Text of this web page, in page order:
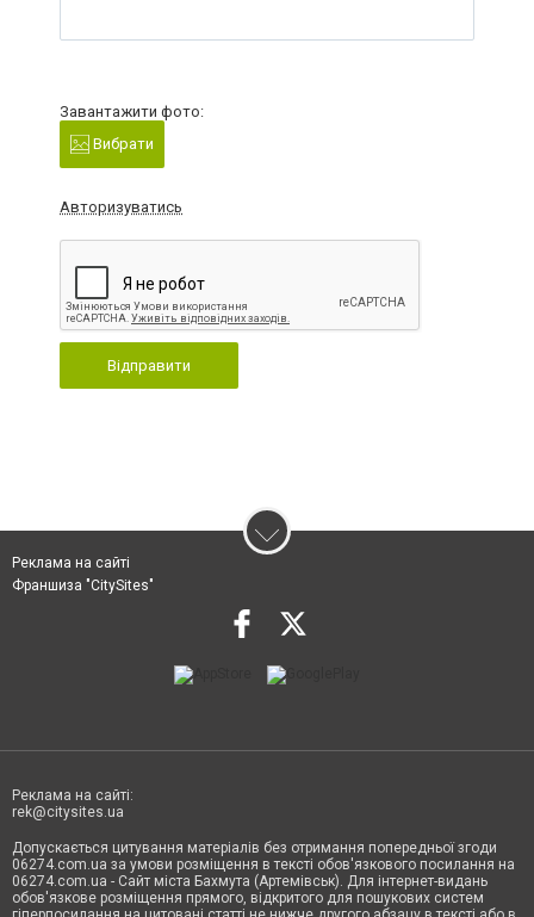
Завантажити фото:
Вибрати
Авторизуватись
Відправити
Реклама на сайті
Франшиза "CitySites"
Реклама на сайті:
rek@citysites.ua
Допускається цитування матеріалів без отримання попередньої згоди
06274.com.ua за умови розміщення в тексті обов'язкового посилання на
06274.com.ua - Сайт міста Бахмута (Артемівськ). Для інтернет-видань
обов'язкове розміщення прямого, відкритого для пошукових систем